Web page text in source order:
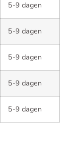
5-9 dagen
5-9 dagen
5-9 dagen
5-9 dagen
5-9 dagen